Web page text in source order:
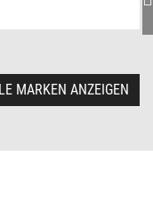
MARKEN ANZEIGEN